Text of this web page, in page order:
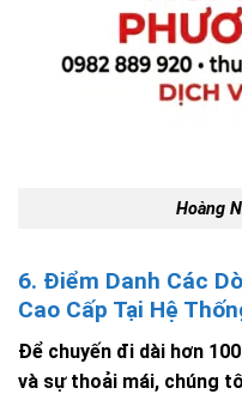
Hoàng
6. Điểm Danh Các
Cao Cấp Tại Hệ
Để chuyến đi dài hơn
và sự thoải mái, chúng